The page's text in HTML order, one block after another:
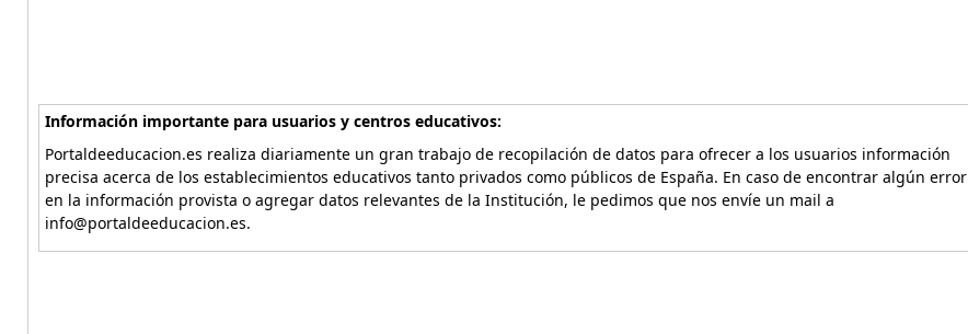
Información importante para usuarios y centros educativos:
Portaldeeducacion.es realiza diariamente un gran trabajo de recopilación de datos para ofrecer a los usuarios información
precisa acerca de los establecimientos educativos tanto privados como públicos de España. En caso de encontrar algún error
en la información provista o agregar datos relevantes de la Institución, le pedimos que nos envíe un mail a
info@portaldeeducacion.es.